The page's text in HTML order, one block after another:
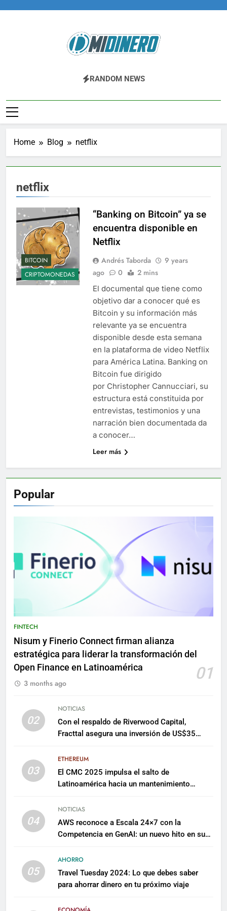
Midinero.co
Fintech, Criptomonedas
RANDOM NEWS
Home Blog netflix
netflix
BITCOIN
CRIPTOMONEDAS
“Banking on Bitcoin” ya se
encuentra disponible en
Netflix
Andrés Taborda
9 years
ago
0 2 mins
El documental que tiene como
objetivo dar a conocer qué es
Bitcoin y su información más
relevante ya se encuentra
disponible desde esta semana
en la plataforma de video Netflix
para América Latina. Banking on
Bitcoin fue dirigido
por Christopher Cannucciari, su
estructura está constituida por
entrevistas, testimonios y una
narración bien documentada da
a conocer…
Leer más
Popular
FINTECH
Nisum y Finerio Connect firman alianza
estratégica para liderar la transformación del
Open Finance en Latinoamérica
01
3 months ago
02
NOTICIAS
Con el respaldo de Riverwood Capital,
Fracttal asegura una inversión de US$35
03
ETHEREUM
El CMC 2025 impulsa el salto de
Latinoamérica hacia un mantenimiento
04
NOTICIAS
AWS reconoce a Escala 24×7 con la
Competencia en GenAI: un nuevo hito en su
05
AHORRO
Travel Tuesday 2024: Lo que debes saber
para ahorrar dinero en tu próximo viaje